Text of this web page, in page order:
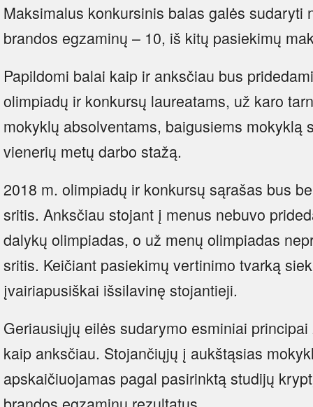
Maksimalus konkursinis balas galės sudaryti
brandos egzaminų – 10, iš kitų pasiekimų
Papildomi balai kaip ir anksčiau bus
olimpiadų ir konkursų laureatams, už karo
mokyklų absolventams, baigusiems mokyklą
vienerių metų darbo stažą.
2018 m. olimpiadų ir konkursų sąrašas bus
sritis. Anksčiau stojant į menus nebuvo
dalykų olimpiadas, o už menų olimpiadas
sritis. Keičiant pasiekimų vertinimo tvarką
įvairiapusiškai išsilavinę stojantieji.
Geriausiųjų eilės sudarymo esminiai
kaip anksčiau. Stojančiųjų į aukštąsias
apskaičiuojamas pagal pasirinktą studijų